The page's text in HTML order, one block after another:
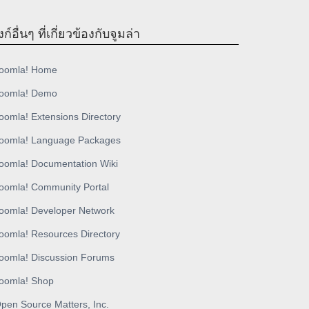
ก์อื่นๆ ที่เกี่ยวข้องกับจูมล่า
Home
Demo
Extensions Directory
Language Packages
Documentation Wiki
Community Portal
Developer Network
Resources Directory
Discussion Forums
Shop
Source Matters, Inc.